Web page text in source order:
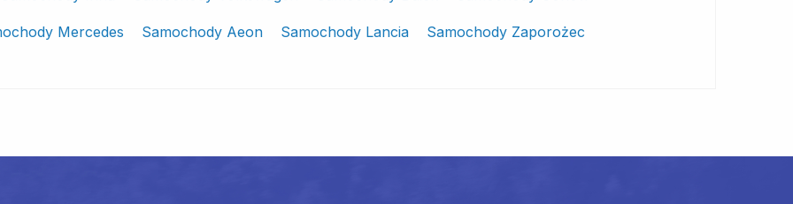
Mercedes Samochody Aeon Samochody Lancia Samochody Zaporożec